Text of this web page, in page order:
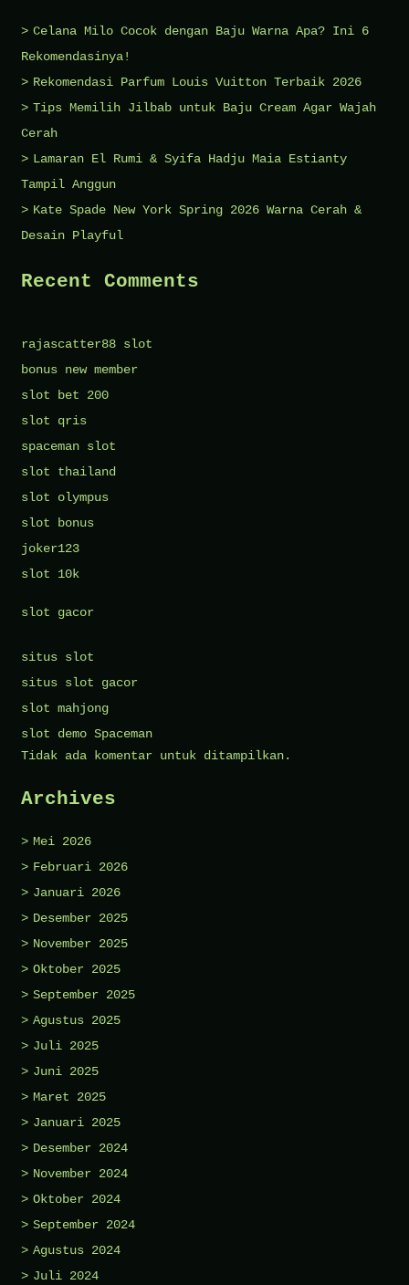
Celana Milo Cocok dengan Baju Warna Apa? Ini 6
Rekomendasinya!
Rekomendasi Parfum Louis Vuitton Terbaik 2026
Tips Memilih Jilbab untuk Baju Cream Agar Wajah
Cerah
Lamaran El Rumi & Syifa Hadju Maia Estianty
Tampil Anggun
Kate Spade New York Spring 2026 Warna Cerah &
Desain Playful
Recent Comments
rajascatter88 slot
bonus new member
slot bet 200
slot qris
spaceman slot
slot thailand
slot olympus
slot bonus
joker123
slot 10k
slot gacor
situs slot
situs slot gacor
slot mahjong
slot demo Spaceman
Tidak ada komentar untuk ditampilkan.
Archives
Mei 2026
Februari 2026
Januari 2026
Desember 2025
November 2025
Oktober 2025
September 2025
Agustus 2025
Juli 2025
Juni 2025
Maret 2025
Januari 2025
Desember 2024
November 2024
Oktober 2024
September 2024
Agustus 2024
Juli 2024